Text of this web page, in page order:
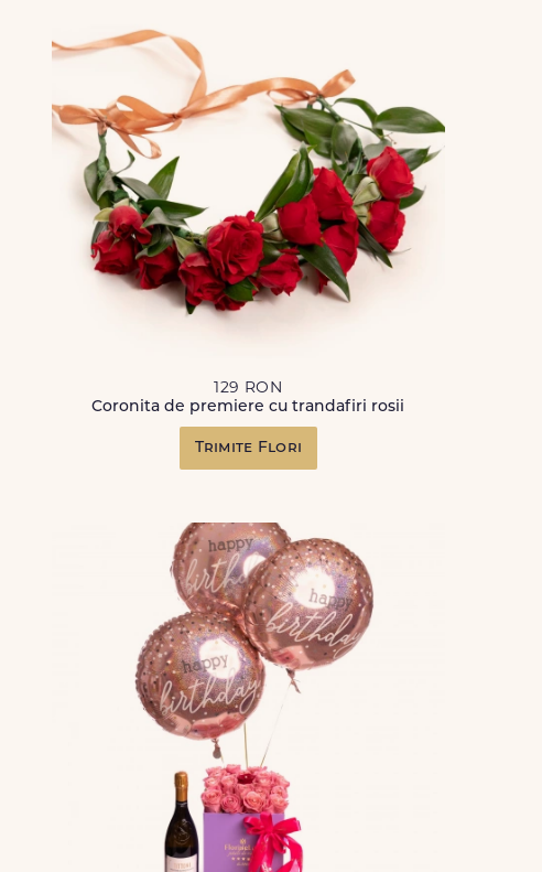
129 RON
Coronita de premiere cu trandafiri rosii
Trimite Flori